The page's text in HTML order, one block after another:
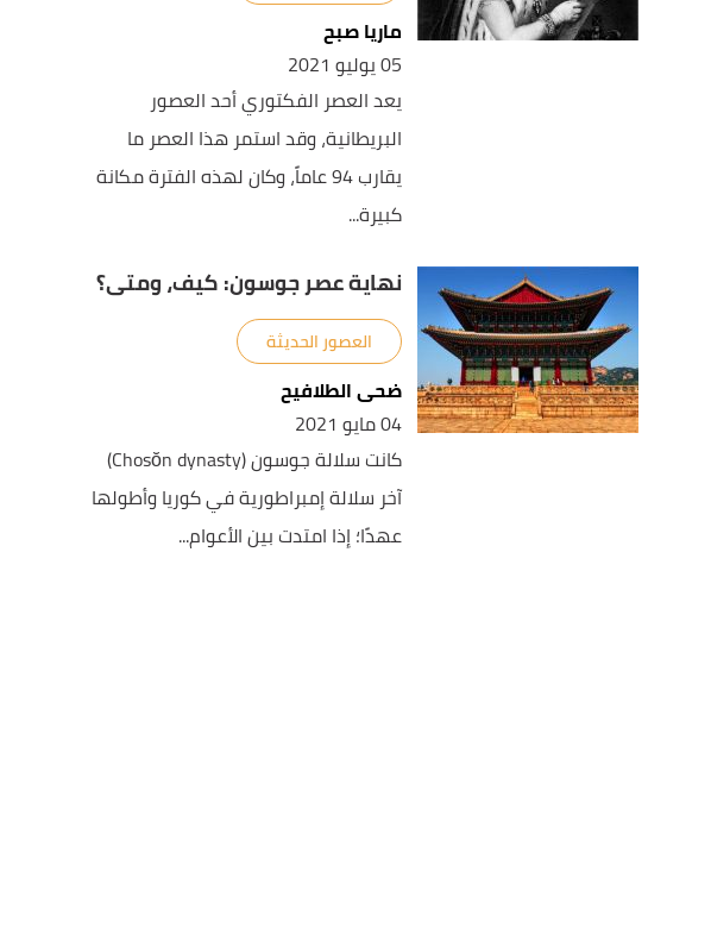
ماريا صبح
05 يوليو 2021
يعد العصر الفكتوري أحد العصور
البريطانية، وقد استمر هذا العصر ما
يقارب 94 عاماً، وكان لهذه الفترة مكانة
كبيرة...
نهاية عصر جوسون: كيف، ومتى؟
العصور الحديثة
ضحى الطلافيح
04 مايو 2021
كانت سلالة جوسون (Chosŏn dynasty)
آخر سلالة إمبراطورية في كوريا وأطولها
عهدًا؛ إذا امتدت بين الأعوام...